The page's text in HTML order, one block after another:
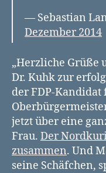
— Sebastian
Dezember 2014
„Herzliche Grüße
Dr. Kuhk zur
der FDP-Kandidat
jetzt über eine
Frau. Der
zusammen. Und
seine Schäfchen,